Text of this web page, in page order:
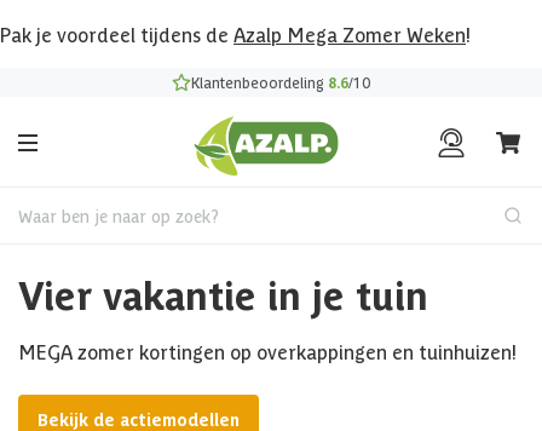
Pak je voordeel tijdens de Azalp Mega Zomer Weken!
Klantenbeoordeling 8.6/10
Waar ben je naar op zoek?
Vier vakantie in je tuin
MEGA zomer kortingen op overkappingen en tuinhuizen!
Bekijk de actiemodellen